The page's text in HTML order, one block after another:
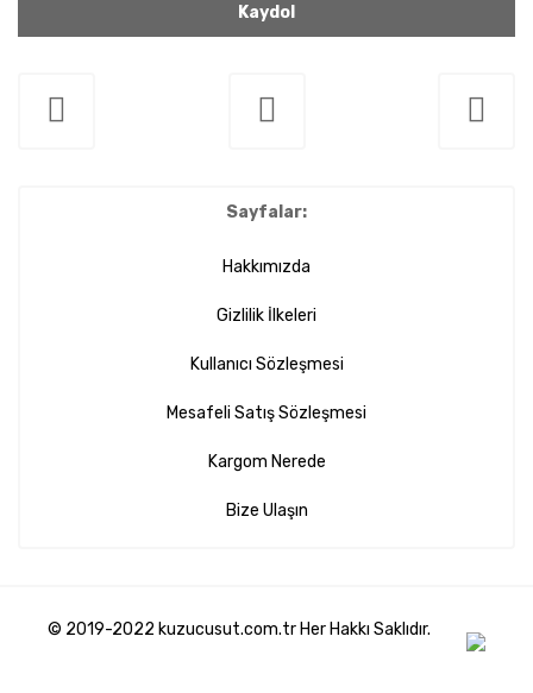
Kaydol
Sayfalar:
Hakkımızda
Gizlilik İlkeleri
Kullanıcı Sözleşmesi
Mesafeli Satış Sözleşmesi
Kargom Nerede
Bize Ulaşın
© 2019-2022 kuzucusut.com.tr Her Hakkı Saklıdır.